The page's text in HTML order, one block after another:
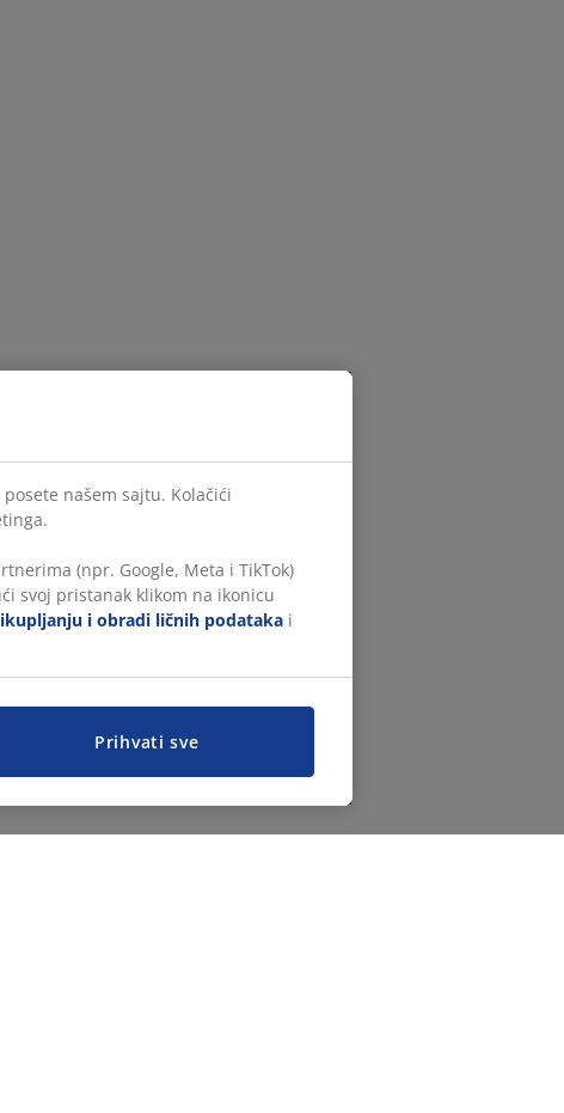
našem sajtu. Kolačići
(npr. Google, Meta i TikTok)
svoj pristanak klikom na ikonicu
i obradi ličnih podataka i
Prihvati sve